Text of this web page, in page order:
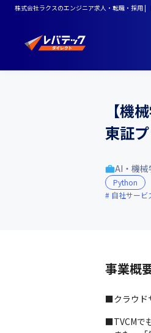
株式会社ラクスのエンジニア求人・転職・採用 |
【機
東証
AI・機
Python
自社サービ
事業概
■クラウド
■TVCMで